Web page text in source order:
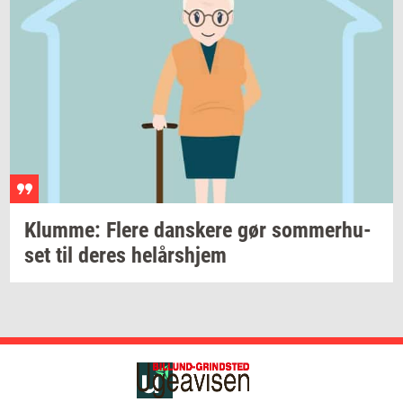
Klum­me: Flere dan­ske­re gør som­mer­hu­
set til deres helårs­hjem